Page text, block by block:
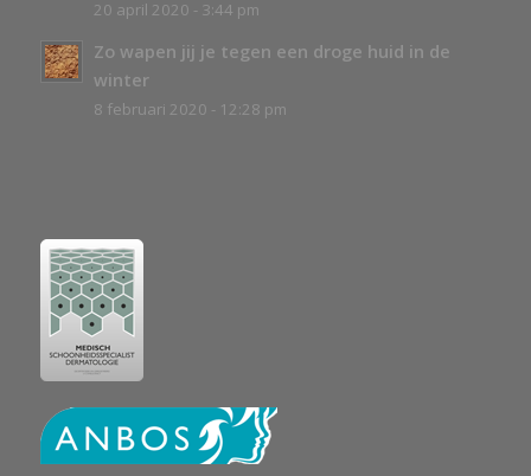
20 april 2020 - 3:44 pm
Zo wapen jij je tegen een droge huid in de
winter
8 februari 2020 - 12:28 pm